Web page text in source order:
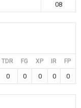
08
TDR FG XP IR FP
0 0 0 0 0